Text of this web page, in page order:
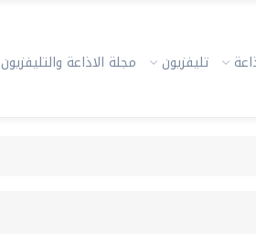
تليفزيون مجلة الاذاعة والتليفزيون